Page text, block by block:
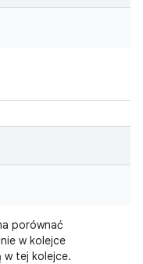
porównać
w kolejce
tej kolejce.